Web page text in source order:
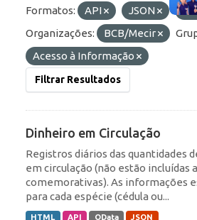
Formatos:
API JSON
Organizações:
BCB/Mecir
Acesso à Informação
Filtrar Resultados
Dinheiro em Circulação
Registros diários das quantidades
em circulação (não estão incluídas
comemorativas). As informações
para cada espécie (cédula ou...
HTML API OData JSON